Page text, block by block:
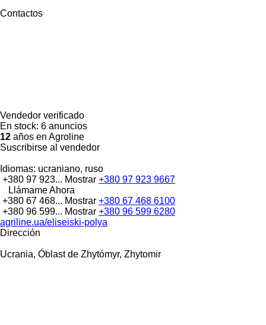
Contactos
Vendedor verificado
En stock: 6 anuncios
12 años en Agroline
Suscribirse al vendedor
Idiomas: ucraniano, ruso
+380 97 923... Mostrar +380 97 923 9667
Llámame Ahora
+380 67 468... Mostrar +380 67 468 6100
+380 96 599... Mostrar +380 96 599 6280
agriline.ua/eliseiski-polya
Dirección
Ucrania, Óblast de Zhytómyr, Zhytomir